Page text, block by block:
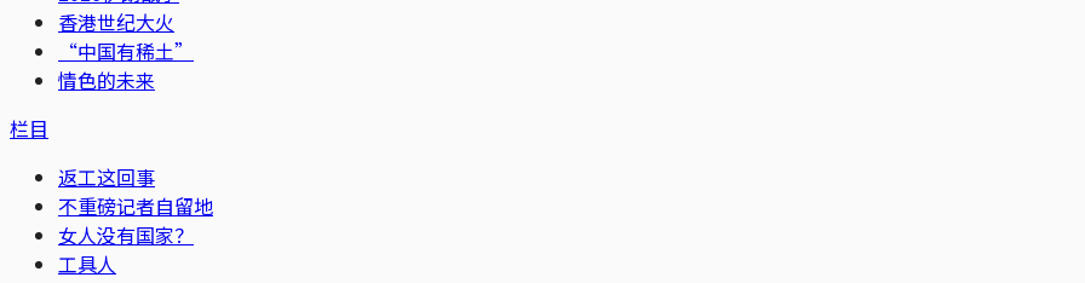
香港世纪大火
“中国有稀土”
情色的未来
栏目
返工这回事
不重磅记者自留地
女人没有国家？
工具人